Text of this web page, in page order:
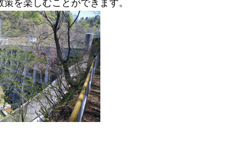
策を楽しむことができます。